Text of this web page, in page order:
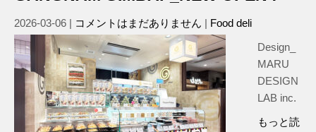
2026-03-06 | コメントはまだありません | Food deli
Design_
MARU
DESIGN
LAB inc.
もっと読